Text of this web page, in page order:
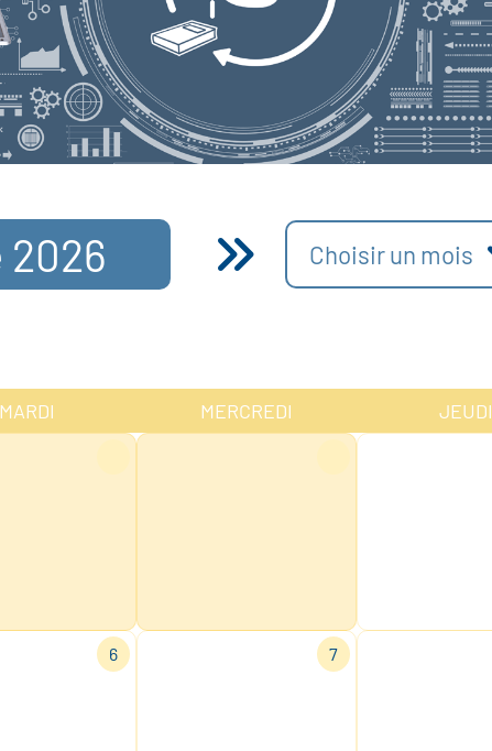
Choisir un mois
MARDI MERCREDI JEUDI
6 7